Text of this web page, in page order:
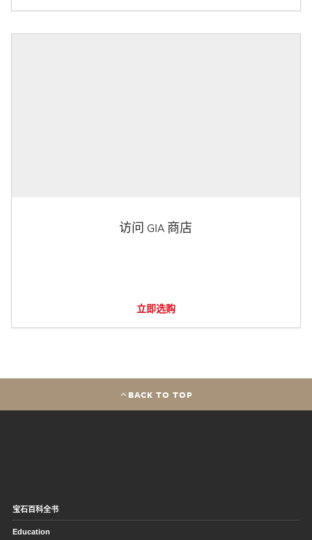
访问 GIA 商店
立即选购
BACK TO TOP
宝石百科全书
Education